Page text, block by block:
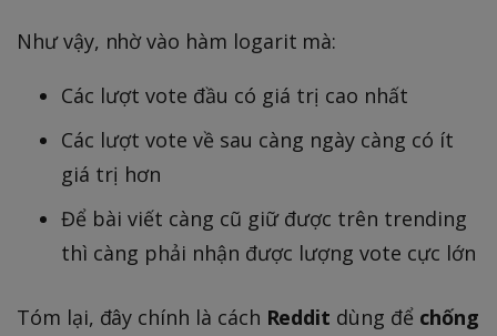
o
1
0
=
9
2
}
{
5
Như vậy, nhờ vào hàm logarit mà:
Các lượt vote đầu có giá trị cao nhất
Các lượt vote về sau càng ngày càng có ít
giá trị hơn
Để bài viết càng cũ giữ được trên trending
thì càng phải nhận được lượng vote cực lớn
Tóm lại, đây chính là cách Reddit dùng để chống